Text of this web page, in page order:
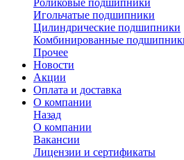
Роликовые подшипники
Игольчатые подшипники
Цилиндрические подшипники
Комбинированные
Прочее
Новости
Акции
Оплата и доставка
О компании
Назад
О компании
Вакансии
Лицензии и сертификаты